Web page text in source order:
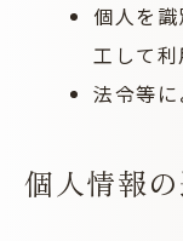
個人を
工して
法令等
個人情報